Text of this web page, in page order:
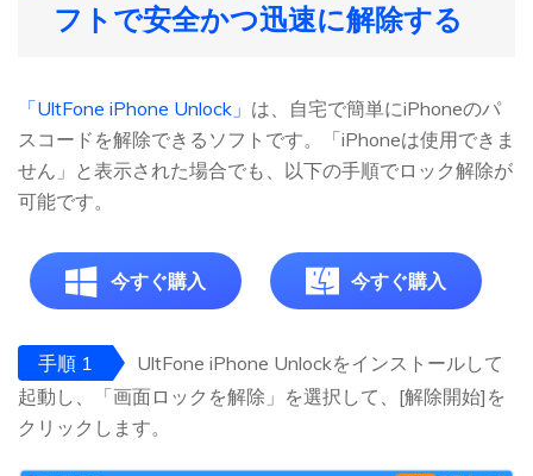
フトで安全かつ迅速に解除する
「UltFone iPhone Unlock」 は、自宅で簡単にiPhoneのパ
スコードを解除できるソフトです。「iPhoneは使用できま
せん」と表示された場合でも、以下の手順でロック解除が
可能です。
今すぐ購入 今すぐ購入
手順 1
UltFone iPhone Unlockをインストールして
起動し、「画面ロックを解除」を選択して、[解除開始]を
クリックします。